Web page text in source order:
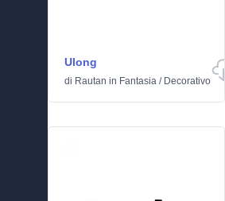
Ulong
di Rautan in Fantasia / Decorativo